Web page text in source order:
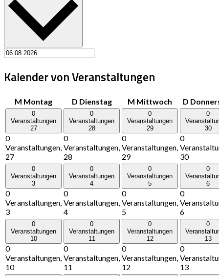
Kalender von Veranstaltungen
M Montag D Dienstag M Mittwoch D
0
Veranstaltungen
27
0
Veranstaltungen,
27
0
Veranstaltungen
28
0
Veranstaltungen,
28
0
Veranstaltungen
29
0
Veranstaltungen,
29
0
30
0
30
0
Veranstaltungen
3
0
Veranstaltungen,
3
0
Veranstaltungen
4
0
Veranstaltungen,
4
0
Veranstaltungen
5
0
Veranstaltungen,
5
0
6
0
6
0
Veranstaltungen
10
0
Veranstaltungen,
10
0
Veranstaltungen
11
0
Veranstaltungen,
11
0
Veranstaltungen
12
0
Veranstaltungen,
12
0
13
0
13